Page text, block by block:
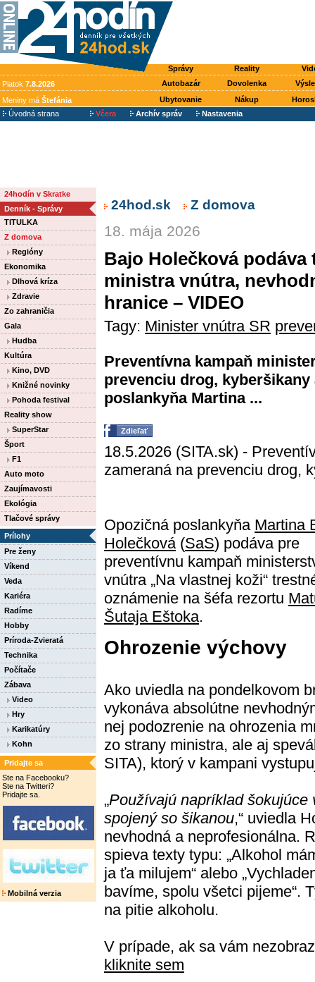
Správy Reality
Piatok 7.8.2026 Autobazár Dovolenka
Meniny má Štefánia Ubytovanie Nákup
Úvodná strana
Včera Archív správ Nastavenia
24hodín v Skratke
Denník - Správy
TITULKA
Z domova
Regióny
Ekonomika
Dlhová kríza
Zdravie
Zo zahraničia
Gala
Hudba
Kultúra
Kino, DVD
Knižné novinky
Pohoda festival
Reality show
SuperStar
Šport
F1
Auto moto
Zaujímavosti
Ekológia
Tlačové správy
Prílohy
Pre ženy
Víkend
Veda
Kariéra
Radíme
Hobby
Príroda-Zvieratá
Technika
Počítače
Zábava
Video
Hry
Karikatúry
Kohn
Pridajte sa
Ste na Facebooku?
Ste na Twitteri?
Pridajte sa.
Mobilná verzia
24hod.sk Z domova
18. mája 2026
Bajo Holečková podáva
ministra vnútra,
hranice – VIDEO
Tagy: Minister vnútra SR
Preventívna kampaň
prevenciu drog,
poslankyňa Martina ...
Zdieľať
18.5.2026 (SITA.sk) -
zameraná na prevenciu drog,
Opozičná poslankyňa Martina
Holečková(SaS) podáva pre
preventívnu kampaň
vnútra „Na vlastnej koži“
oznámenie na šéfa rezortu
Šutaja Eštoka.
Ohrozenie výchovy
Ako uviedla na pondelkovom
vykonáva absolútne
nej podozrenie na ohrozenia
zo strany ministra, ale aj
SITA), ktorý v kampani
„Používajú napríklad šokujúce
spojený so šikanou,“ uviedla
nevhodná a neprofesionálna.
spieva texty typu: „Alkohol
ja ťa milujem“ alebo
bavíme, spolu všetci pijeme“.
na pitie alkoholu.
V prípade, ak sa vám
kliknite sem